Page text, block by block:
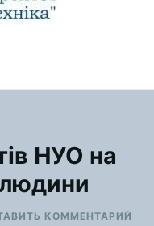
НУО на
КОММЕНТАРИЙ